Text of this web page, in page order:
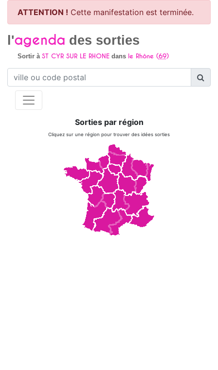
ATTENTION ! Cette manifestation est terminée.
l'agenda des sorties
Sortir à ST CYR SUR LE RHONEdans le Rhône (69)
Sorties par région
Cliquez sur une région pour trouver des idées sorties